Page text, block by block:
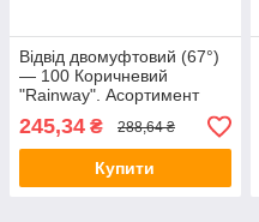
Відвід двомуфтовий (67°)
— 100 Коричневий
"Rainway". Асортимент
кольорів.
245,34 ₴ 288,64 ₴
Купити